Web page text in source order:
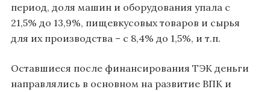
период, доля машин и оборудования упала с
21,5% до 13,9%, пищевкусовых товаров и сырья
для их производства – с 8,4% до 1,5%, и т.п.
Оставшиеся после финансирования ТЭК деньги
направлялись в основном на развитие ВПК и